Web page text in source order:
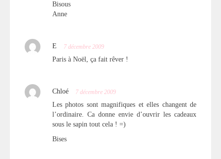
Bisous
Anne
E 7 décembre 2009
Paris à Noël, ça fait rêver !
Chloé 7 décembre 2009
Les photos sont magnifiques et elles changent de
l’ordinaire. Ca donne envie d’ouvrir les cadeaux
sous le sapin tout cela ! =)
Bises